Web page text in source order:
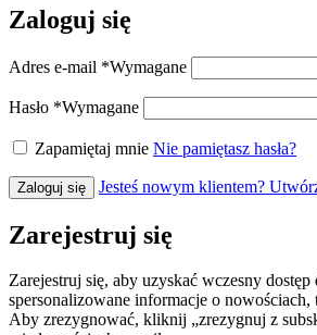
Zaloguj się
Adres e-mail *Wymagane
Hasło *Wymagane
Zapamiętaj mnie Nie pamiętasz hasła?
Zaloguj się Jesteś nowym klientem?
Zarejestruj się
Zarejestruj się, aby uzyskać wczesny
spersonalizowane informacje o nowościach,
Aby zrezygnować, kliknij „zrezygnuj z